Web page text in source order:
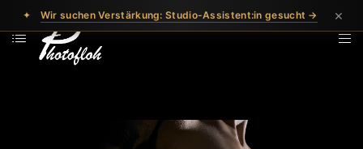
✦ Wir suchen Verstärkung: Studio-Assistent:in gesucht → ×